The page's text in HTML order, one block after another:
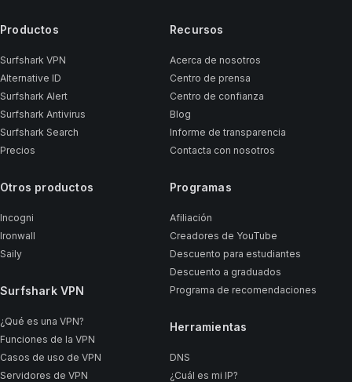
Productos
Surfshark VPN
Alternative ID
Surfshark Alert
Surfshark Antivirus
Surfshark Search
Precios
Otros productos
Incogni
Ironwall
Saily
Surfshark VPN
¿Qué es una VPN?
Funciones de la VPN
Casos de uso de VPN
Servidores de VPN
Recursos
Acerca de nosotros
Centro de prensa
Centro de confianza
Blog
Informe de transparencia
Contacta con nosotros
Programas
Afiliación
Creadores de YouTube
Descuento para estudiantes
Descuento a graduados
Programa de recomendaciones
Herramientas
DNS
¿Cuál es mi IP?